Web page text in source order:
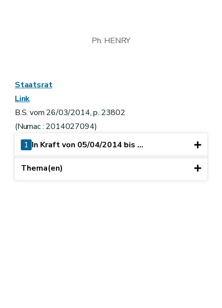
Ph. HENRY
Staatsrat
Link
B.S. vom 26/03/2014, p. 23802
(Numac : 2014027094)
1 In Kraft von 05/04/2014 bis ...
Thema(en)